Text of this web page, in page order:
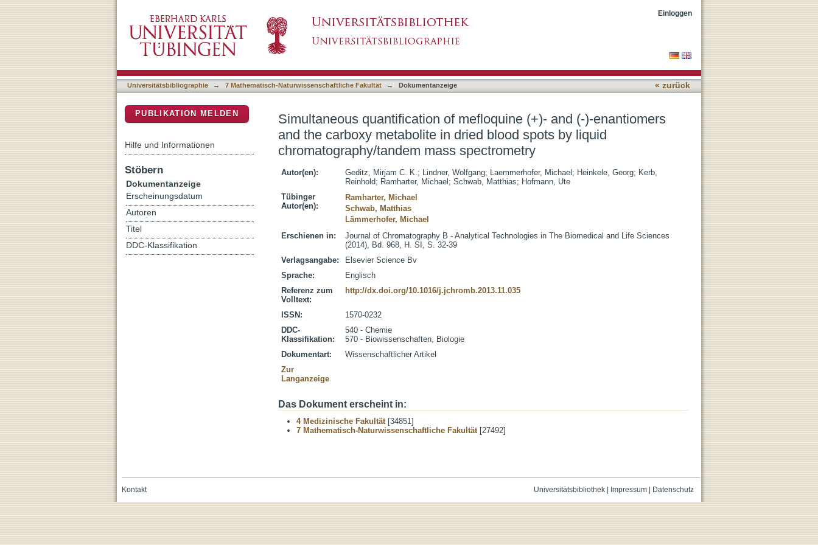
Simultaneous quantification of mefloquine (+)- and (-)-enantiomers and the carboxy metabolite in
dried blood spots by liquid chromatography/tandem mass spectrometry
Einloggen
Universitätsbibliographie → 7 Mathematisch-Naturwissenschaftliche Fakultät → Dokumentanzeige « zurück
Simultaneous quantification of mefloquine (+)- and (-)-enantiomers
and the carboxy metabolite in dried blood spots by liquid
chromatography/tandem mass spectrometry
Autor(en): Geditz, Mirjam C. K.; Lindner, Wolfgang; Laemmerhofer, Michael ; Heinkele, Georg; Kerb,
Reinhold; Ramharter, Michael ; Schwab, Matthias; Hofmann, Ute
Tübinger
Autor(en):
Ramharter, Michael
Schwab, Matthias
Lämmerhofer, Michael
Erschienen in:
Journal of Chromatography B - Analytical Technologies in The Biomedical and Life Sciences
(2014), Bd. 968, H. SI, S. 32-39
Verlagsangabe:
Elsevier Science Bv
Sprache:
Englisch
Referenz zum
Volltext:
http://dx.doi.org/10.1016/j.jchromb.2013.11.035
ISSN:
1570-0232
DDC-
Klassifikation:
540 - Chemie
570 - Biowissenschaften, Biologie
Dokumentart:
Wissenschaftlicher Artikel
Zur
Langanzeige
Das Dokument erscheint in:
4 Medizinische Fakultät[34851]
7 Mathematisch-Naturwissenschaftliche Fakultät[27492]
PUBLIKATION MELDEN
Hilfe und Informationen
Stöbern
Dokumentanzeige
Erscheinungsdatum
Autoren
Titel
DDC-Klassifikation
Universitätsbibliothek| Impressum| Datenschutz
Kontakt